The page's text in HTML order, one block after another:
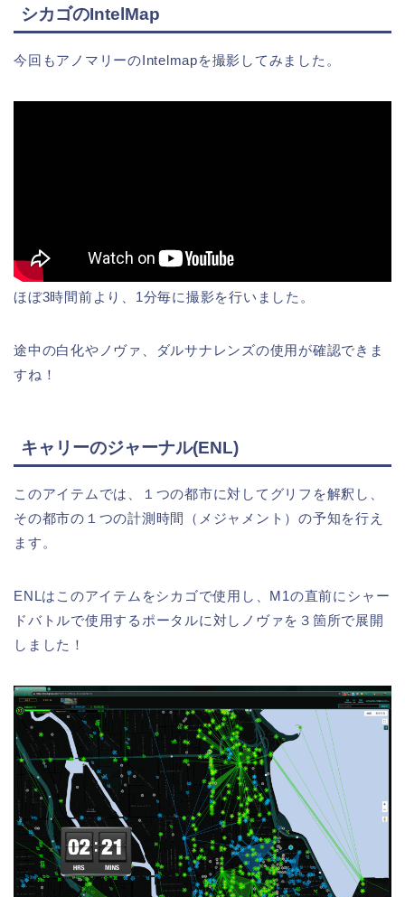
シカゴのIntelMap
今回もアノマリーのIntelmapを撮影してみました。
ほぼ3時間前より、1分毎に撮影を行いました。
途中の白化やノヴァ、ダルサナレンズの使用が確認できま
すね！
キャリーのジャーナル(ENL)
このアイテムでは、１つの都市に対してグリフを解釈し、
その都市の１つの計測時間（メジャメント）の予知を行え
ます。
ENLはこのアイテムをシカゴで使用し、M1の直前にシャー
ドバトルで使用するポータルに対しノヴァを３箇所で展開
しました！